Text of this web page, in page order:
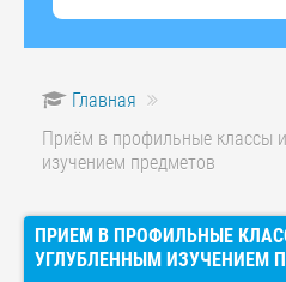
Главная
Приём в профильные классы
изучением предметов
ПРИЕМ В ПРОФИЛЬНЫЕ
УГЛУБЛЕННЫМ ИЗУЧЕНИЕМ